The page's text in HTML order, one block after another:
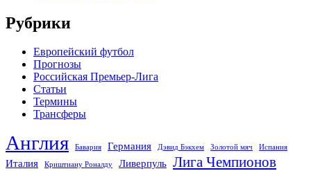
Рубрики
Европейский футбол
Прогнозы
Российская Премьер-Лига
Статьи
Термины
Трансферы
Англия Бавария Германия Дэвид Бэкхем Золотой мяч Испания
Италия Криштиану Роналду Ливерпуль Лига Чемпионов